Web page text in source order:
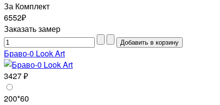
За Комплект
6552₽
Заказать замер
Браво-0 Look Art
3427 ₽
200*60